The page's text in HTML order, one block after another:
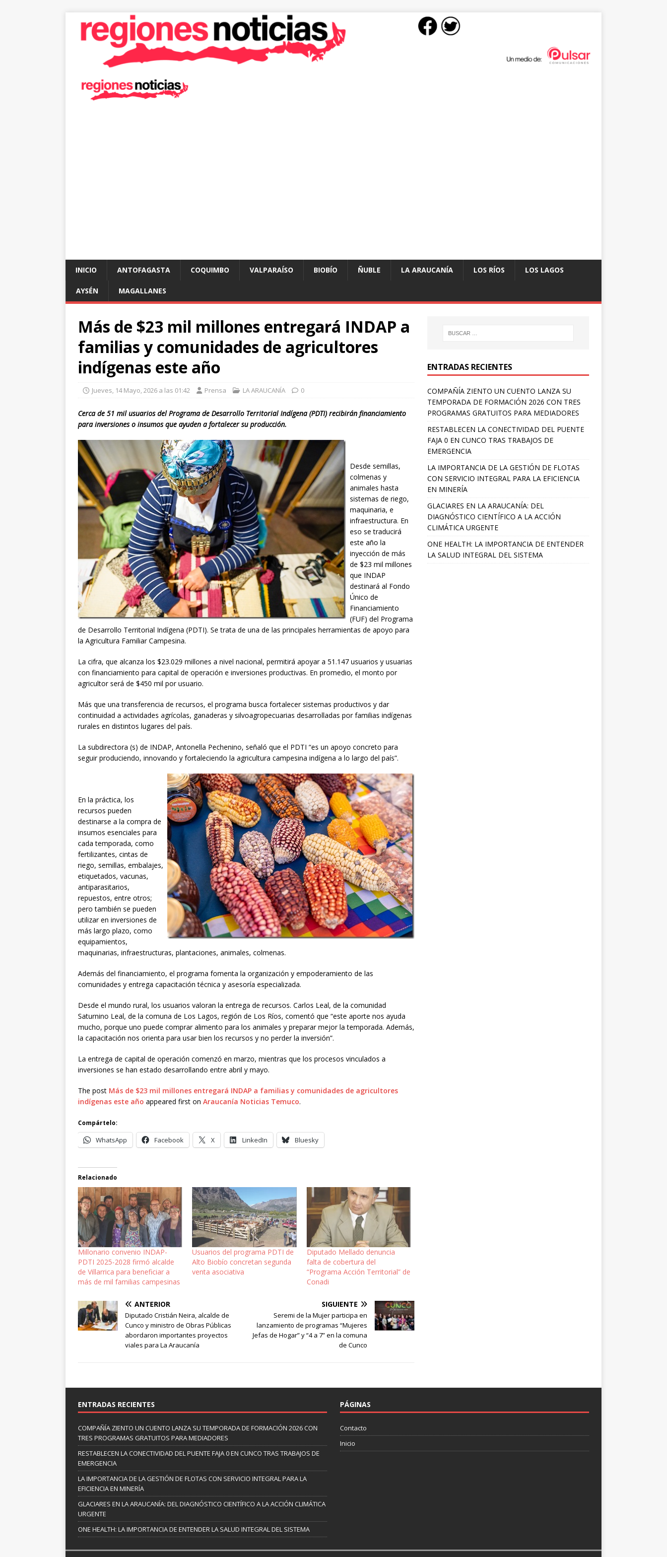
INICIO ANTOFAGASTA COQUIMBO VALPARAÍSO BIOBÍO ÑUBLE LA ARAUCANÍA LOS RÍOS LOS LAGOS
AYSÉN MAGALLANES
Más de $23 mil millones entregará INDAP a
familias y comunidades de agricultores
indígenas este año
Jueves, 14 Mayo, 2026 a las 01:42 Prensa LA ARAUCANÍA 0
Cerca de 51 mil usuarios del Programa de Desarrollo Territorial Indígena (PDTI) recibirán financiamiento
para inversiones o insumos que ayuden a fortalecer su producción.
Desde semillas,
colmenas y
animales hasta
sistemas de riego,
maquinaria, e
infraestructura. En
eso se traducirá
este año la
inyección de más
de $23 mil millones
que INDAP
destinará al Fondo
Único de
Financiamiento
(FUF) del Programa
de Desarrollo Territorial Indígena (PDTI). Se trata de una de las principales herramientas de apoyo para
la Agricultura Familiar Campesina.
La cifra, que alcanza los $23.029 millones a nivel nacional, permitirá apoyar a 51.147 usuarios y usuarias
con financiamiento para capital de operación e inversiones productivas. En promedio, el monto por
agricultor será de $450 mil por usuario.
Más que una transferencia de recursos, el programa busca fortalecer sistemas productivos y dar
continuidad a actividades agrícolas, ganaderas y silvoagropecuarias desarrolladas por familias indígenas
rurales en distintos lugares del país.
La subdirectora (s) de INDAP, Antonella Pechenino, señaló que el PDTI “es un apoyo concreto para
seguir produciendo, innovando y fortaleciendo la agricultura campesina indígena a lo largo del país”.
En la práctica, los
recursos pueden
destinarse a la compra de
insumos esenciales para
cada temporada, como
fertilizantes, cintas de
riego, semillas, embalajes,
etiquetados, vacunas,
antiparasitarios,
repuestos, entre otros;
pero también se pueden
utilizar en inversiones de
más largo plazo, como
equipamientos,
maquinarias, infraestructuras, plantaciones, animales, colmenas.
Además del financiamiento, el programa fomenta la organización y empoderamiento de las
comunidades y entrega capacitación técnica y asesoría especializada.
Desde el mundo rural, los usuarios valoran la entrega de recursos. Carlos Leal, de la comunidad
Saturnino Leal, de la comuna de Los Lagos, región de Los Ríos, comentó que “este aporte nos ayuda
mucho, porque uno puede comprar alimento para los animales y preparar mejor la temporada. Además,
la capacitación nos orienta para usar bien los recursos y no perder la inversión”.
La entrega de capital de operación comenzó en marzo, mientras que los procesos vinculados a
inversiones se han estado desarrollando entre abril y mayo.
The post Más de $23 mil millones entregará INDAP a familias y comunidades de agricultores
indígenas este año appeared first on Araucanía Noticias Temuco.
Compártelo:
WhatsApp Facebook X LinkedIn Bluesky
Relacionado
Millonario convenio INDAP-
PDTI 2025-2028 firmó alcalde
de Villarrica para beneficiar a
más de mil familias campesinas
Usuarios del programa PDTI de
Alto Biobío concretan segunda
venta asociativa
Diputado Mellado denuncia
falta de cobertura del
“Programa Acción Territorial” de
Conadi
ANTERIOR
Diputado Cristián Neira, alcalde de
Cunco y ministro de Obras Públicas
abordaron importantes proyectos
viales para La Araucanía
SIGUIENTE
Seremi de la Mujer participa en
lanzamiento de programas “Mujeres
Jefas de Hogar” y “4 a 7” en la comuna
de Cunco
ENTRADAS RECIENTES
COMPAÑÍA ZIENTO UN CUENTO LANZA SU
TEMPORADA DE FORMACIÓN 2026 CON TRES
PROGRAMAS GRATUITOS PARA MEDIADORES
RESTABLECEN LA CONECTIVIDAD DEL PUENTE
FAJA 0 EN CUNCO TRAS TRABAJOS DE
EMERGENCIA
LA IMPORTANCIA DE LA GESTIÓN DE FLOTAS
CON SERVICIO INTEGRAL PARA LA EFICIENCIA
EN MINERÍA
GLACIARES EN LA ARAUCANÍA: DEL
DIAGNÓSTICO CIENTÍFICO A LA ACCIÓN
CLIMÁTICA URGENTE
ONE HEALTH: LA IMPORTANCIA DE ENTENDER
LA SALUD INTEGRAL DEL SISTEMA
ENTRADAS RECIENTES
COMPAÑÍA ZIENTO UN CUENTO LANZA SU TEMPORADA DE FORMACIÓN 2026 CON
TRES PROGRAMAS GRATUITOS PARA MEDIADORES
RESTABLECEN LA CONECTIVIDAD DEL PUENTE FAJA 0 EN CUNCO TRAS TRABAJOS DE
EMERGENCIA
LA IMPORTANCIA DE LA GESTIÓN DE FLOTAS CON SERVICIO INTEGRAL PARA LA
EFICIENCIA EN MINERÍA
GLACIARES EN LA ARAUCANÍA: DEL DIAGNÓSTICO CIENTÍFICO A LA ACCIÓN CLIMÁTICA
URGENTE
ONE HEALTH: LA IMPORTANCIA DE ENTENDER LA SALUD INTEGRAL DEL SISTEMA
PÁGINAS
Contacto
Inicio